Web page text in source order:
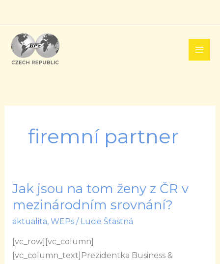
obsah
firemní partner
Jak jsou na tom ženy z ČR v
mezinárodním srovnání?
aktualita, WEPs/ Lucie Šťastná
[vc_row][vc_column]
[vc_column_text]Prezidentka Business &
Jak
jsou
ženy
z